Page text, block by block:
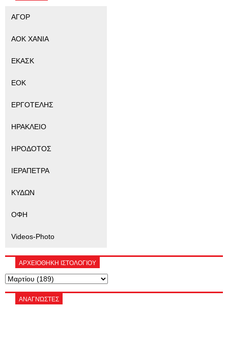
ΑΓΟΡ
ΑΟΚ ΧΑΝΙΑ
ΕΚΑΣΚ
ΕΟΚ
ΕΡΓΟΤΕΛΗΣ
ΗΡΑΚΛΕΙΟ
ΗΡΟΔΟΤΟΣ
ΙΕΡΑΠΕΤΡΑ
ΚΥΔΩΝ
ΟΦΗ
Videos-Photo
ΑΡΧΕΙΟΘΗΚΗ ΙΣΤΟΛΟΓΙΟΥ
ΑΝΑΓΝΏΣΤΕΣ